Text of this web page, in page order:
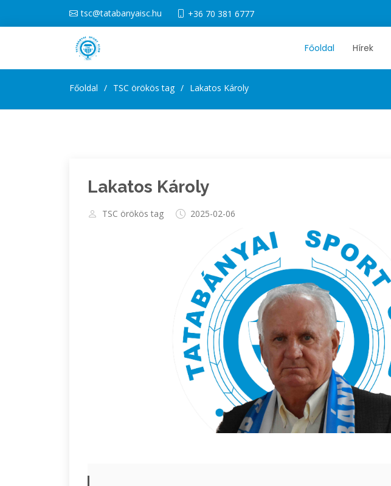
tsc@tatabanyaisc.hu +36 70 381 6777
Főoldal Hírek
Főoldal TSC örökös tag Lakatos Károly
Lakatos Károly
TSC örökös tag 2025-02-06